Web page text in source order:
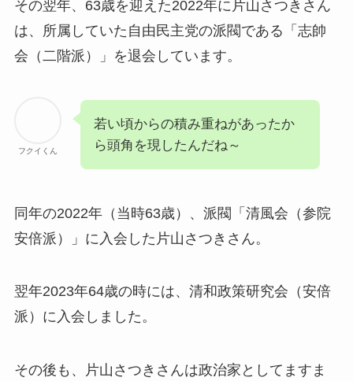
その翌年、63歳を迎えた2022年に片山さつきさん
は、所属していた自由民主党の派閥である「志帥
会（二階派）」を退会しています。
フクイくん
若い頃からの積み重ねがあったか
ら頭角を現したんだね～
同年の2022年（当時63歳）、派閥「清風会（参院
安倍派）」に入会した片山さつきさん。
翌年2023年64歳の時には、清和政策研究会（安倍
派）に入会しました。
その後も、片山さつきさんは政治家としてますま